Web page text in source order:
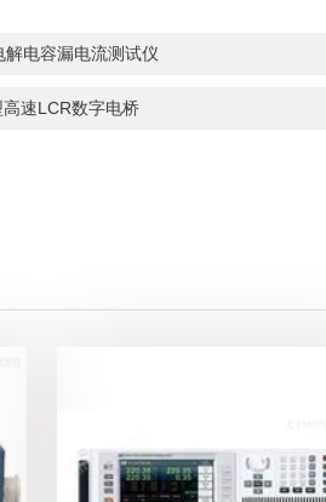
电容漏电流测试仪
速LCR数字电桥